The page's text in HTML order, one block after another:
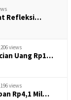
Refleksi…
views
Uang Rp1…
views
Rp4,1 Mil…